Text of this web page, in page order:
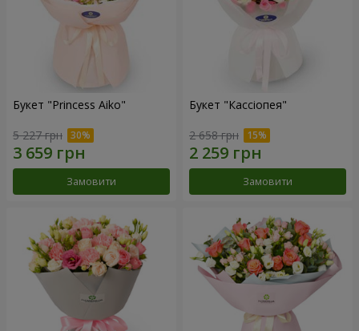
Букет "Princess Aiko"
5 227 грн
Замовити
Букет "Кассіопея"
2 658 грн
Замовити